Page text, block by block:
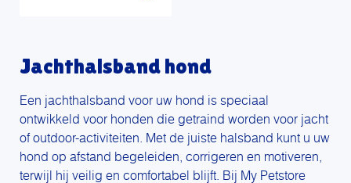
Jachthalsband hond
Een jachthalsband voor uw hond is speciaal
ontwikkeld voor honden die getraind worden voor jacht
of outdoor-activiteiten. Met de juiste halsband kunt u uw
hond op afstand begeleiden, corrigeren en motiveren,
terwijl hij veilig en comfortabel blijft. Bij My Petstore